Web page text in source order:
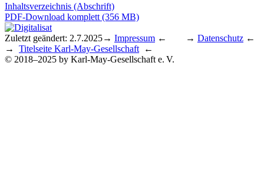
Inhaltsverzeichnis (Abschrift)
PDF-Download komplett (356 MB)
Zuletzt geändert: 2.7.2025→ Impressum ← → Datenschutz ←
→ Titelseite Karl-May-Gesellschaft ←
© 2018–2025 by Karl-May-Gesellschaft e. V.